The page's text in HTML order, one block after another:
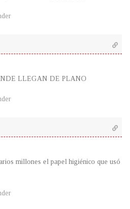
LLEGAN DE PLANO
millones el papel higiénico que usó